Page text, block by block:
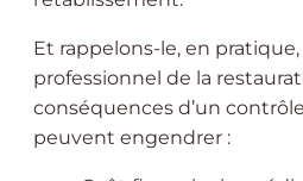
Et rappelons-le, en
professionnel de la
conséquences d’un
peuvent engendrer :